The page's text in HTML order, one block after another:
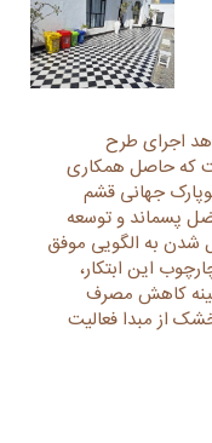
اجرای طرح
که حاصل همکاری
جهانی قشم
پسماند و توسعه
شدن به الگویی موفق
این ابتکار،
کاهش مصرف
از مبدا فعالیت